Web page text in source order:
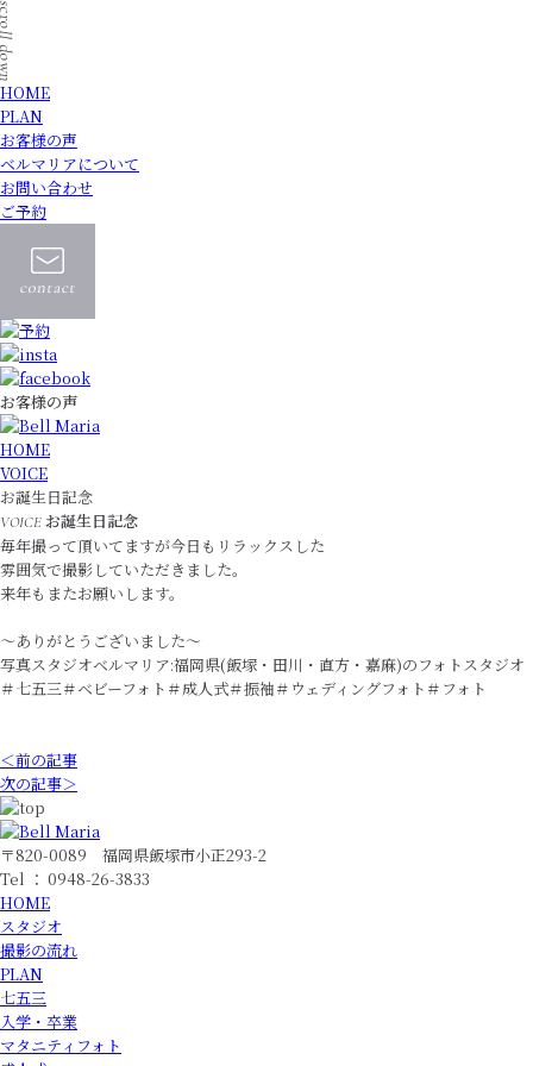
HOME
PLAN
お客様の声
ベルマリアについて
お問い合わせ
ご予約
お客様の声
HOME
VOICE
お誕生日記念
VOICEお誕生日記念
毎年撮って頂いてますが今日もリラックスした
雰囲気で撮影していただきました。
来年もまたお願いします。
〜ありがとうございました〜
写真スタジオベルマリア:福岡県(飯塚・田川・直方・嘉麻)のフォトスタジオ
＃七五三＃ベビーフォト＃成人式＃振袖＃ウェディングフォト＃フォト
＜前の記事
次の記事＞
〒820-0089 福岡県飯塚市小正293-2
Tel ： 0948-26-3833
HOME
スタジオ
撮影の流れ
PLAN
七五三
入学・卒業
マタニティフォト